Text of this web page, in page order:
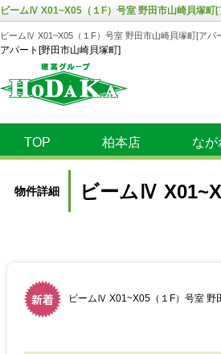
ビームⅣ X01~X05（１F）号室 野田市山崎貝塚町[
ビームⅣ X01~X05（１F）号室 野田市山崎貝塚町[アパ
アパート[野田市山崎貝塚町]
TOP 柏本店 なが
物件詳細 ビームⅣ
ビームⅣ X01~X05（１F）号室 野